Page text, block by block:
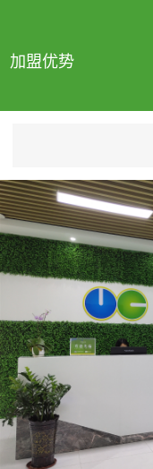
加盟优势